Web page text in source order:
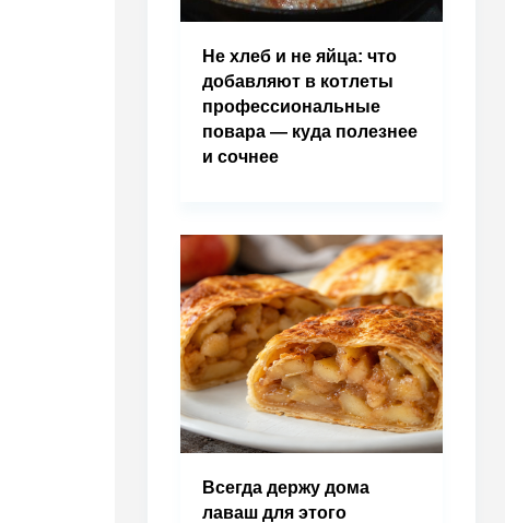
Не хлеб и не яйца: что
добавляют в котлеты
профессиональные
повара — куда полезнее
и сочнее
Всегда держу дома
лаваш для этого